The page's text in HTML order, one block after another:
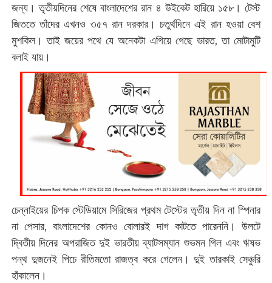
জন্য। তৃতীয়দিনের শেষে বাংলাদেশের রান ৪ উইকেট হারিয়ে ১৫৮। টেস্ট
জিততে তাঁদের এখনও ৩৫৭ রান দরকার। চতুর্থদিনে এই রান হওয়া বেশ
মুশকিল। তাই জয়ের পথে যে অনেকটা এগিয়ে গেছে ভারত, তা মোটামুটি
বলাই যায়।
চেন্নাইয়ের চিপক স্টেডিয়ামে সিরিজের প্রথম টেস্টের তৃতীয় দিন না স্পিনার
না পেসার, বাংলাদেশের কোনও বোলারই দাগ কাটতে পারেননি। উলটে
দ্বিতীয় দিনের অপরাজিত দুই ভারতীয় ব্যাটসম্যান শুভমন গিল এবং ঋষভ
পন্থ দুজনেই পিচে রীতিমতো রাজত্ব করে গেলেন। দুই তারকাই সেঞ্চুরি
হাঁকালেন।